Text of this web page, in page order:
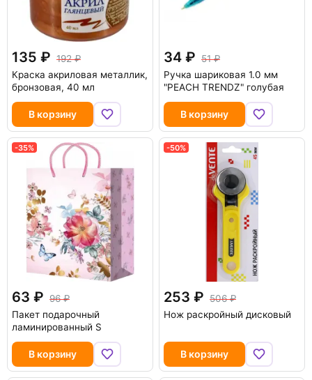
135
192
Краска акриловая металлик,
бронзовая, 40 мл
В корзину
34
51
Ручка шариковая 1.0 мм
"PEACH TRENDZ" голубая
В корзину
-35%
63
96
Пакет подарочный
ламинированный S
В корзину
-50%
253
506
Нож раскройный дисковый
В корзину